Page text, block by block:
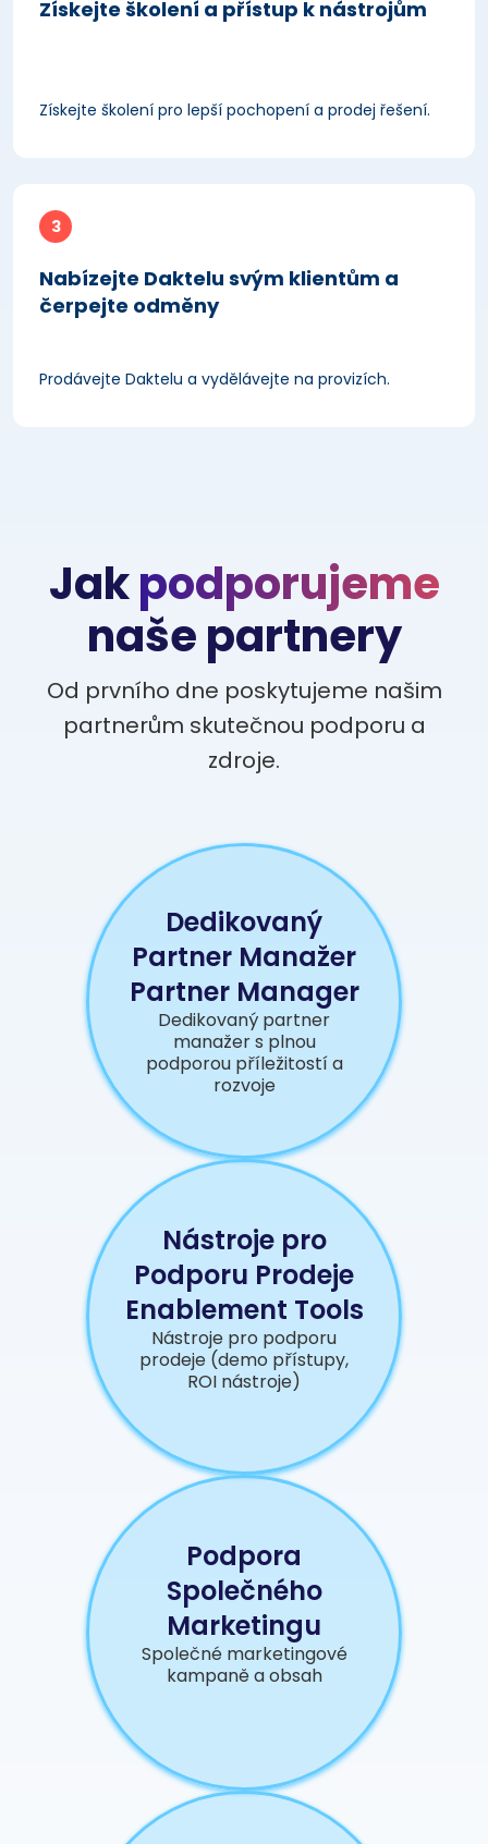
Získejte školení a přístup k nástrojům
Získejte školení pro lepší pochopení a prodej řešení.
3
Nabízejte Daktelu svým klientům a
čerpejte odměny
Prodávejte Daktelu a vydělávejte na provizích.
Jakpodporujeme
naše partnery
Od prvního dne poskytujeme našim
partnerům skutečnou podporu a
zdroje.
Dedikovaný
Partner Manažer
Partner Manager
Dedikovaný partner
manažer s plnou
podporou příležitostí a
rozvoje
Nástroje pro
Podporu Prodeje
Enablement Tools
Nástroje pro podporu
prodeje (demo přístupy,
ROI nástroje)
Podpora
Společného
Marketingu
Společné marketingové
kampaně a obsah